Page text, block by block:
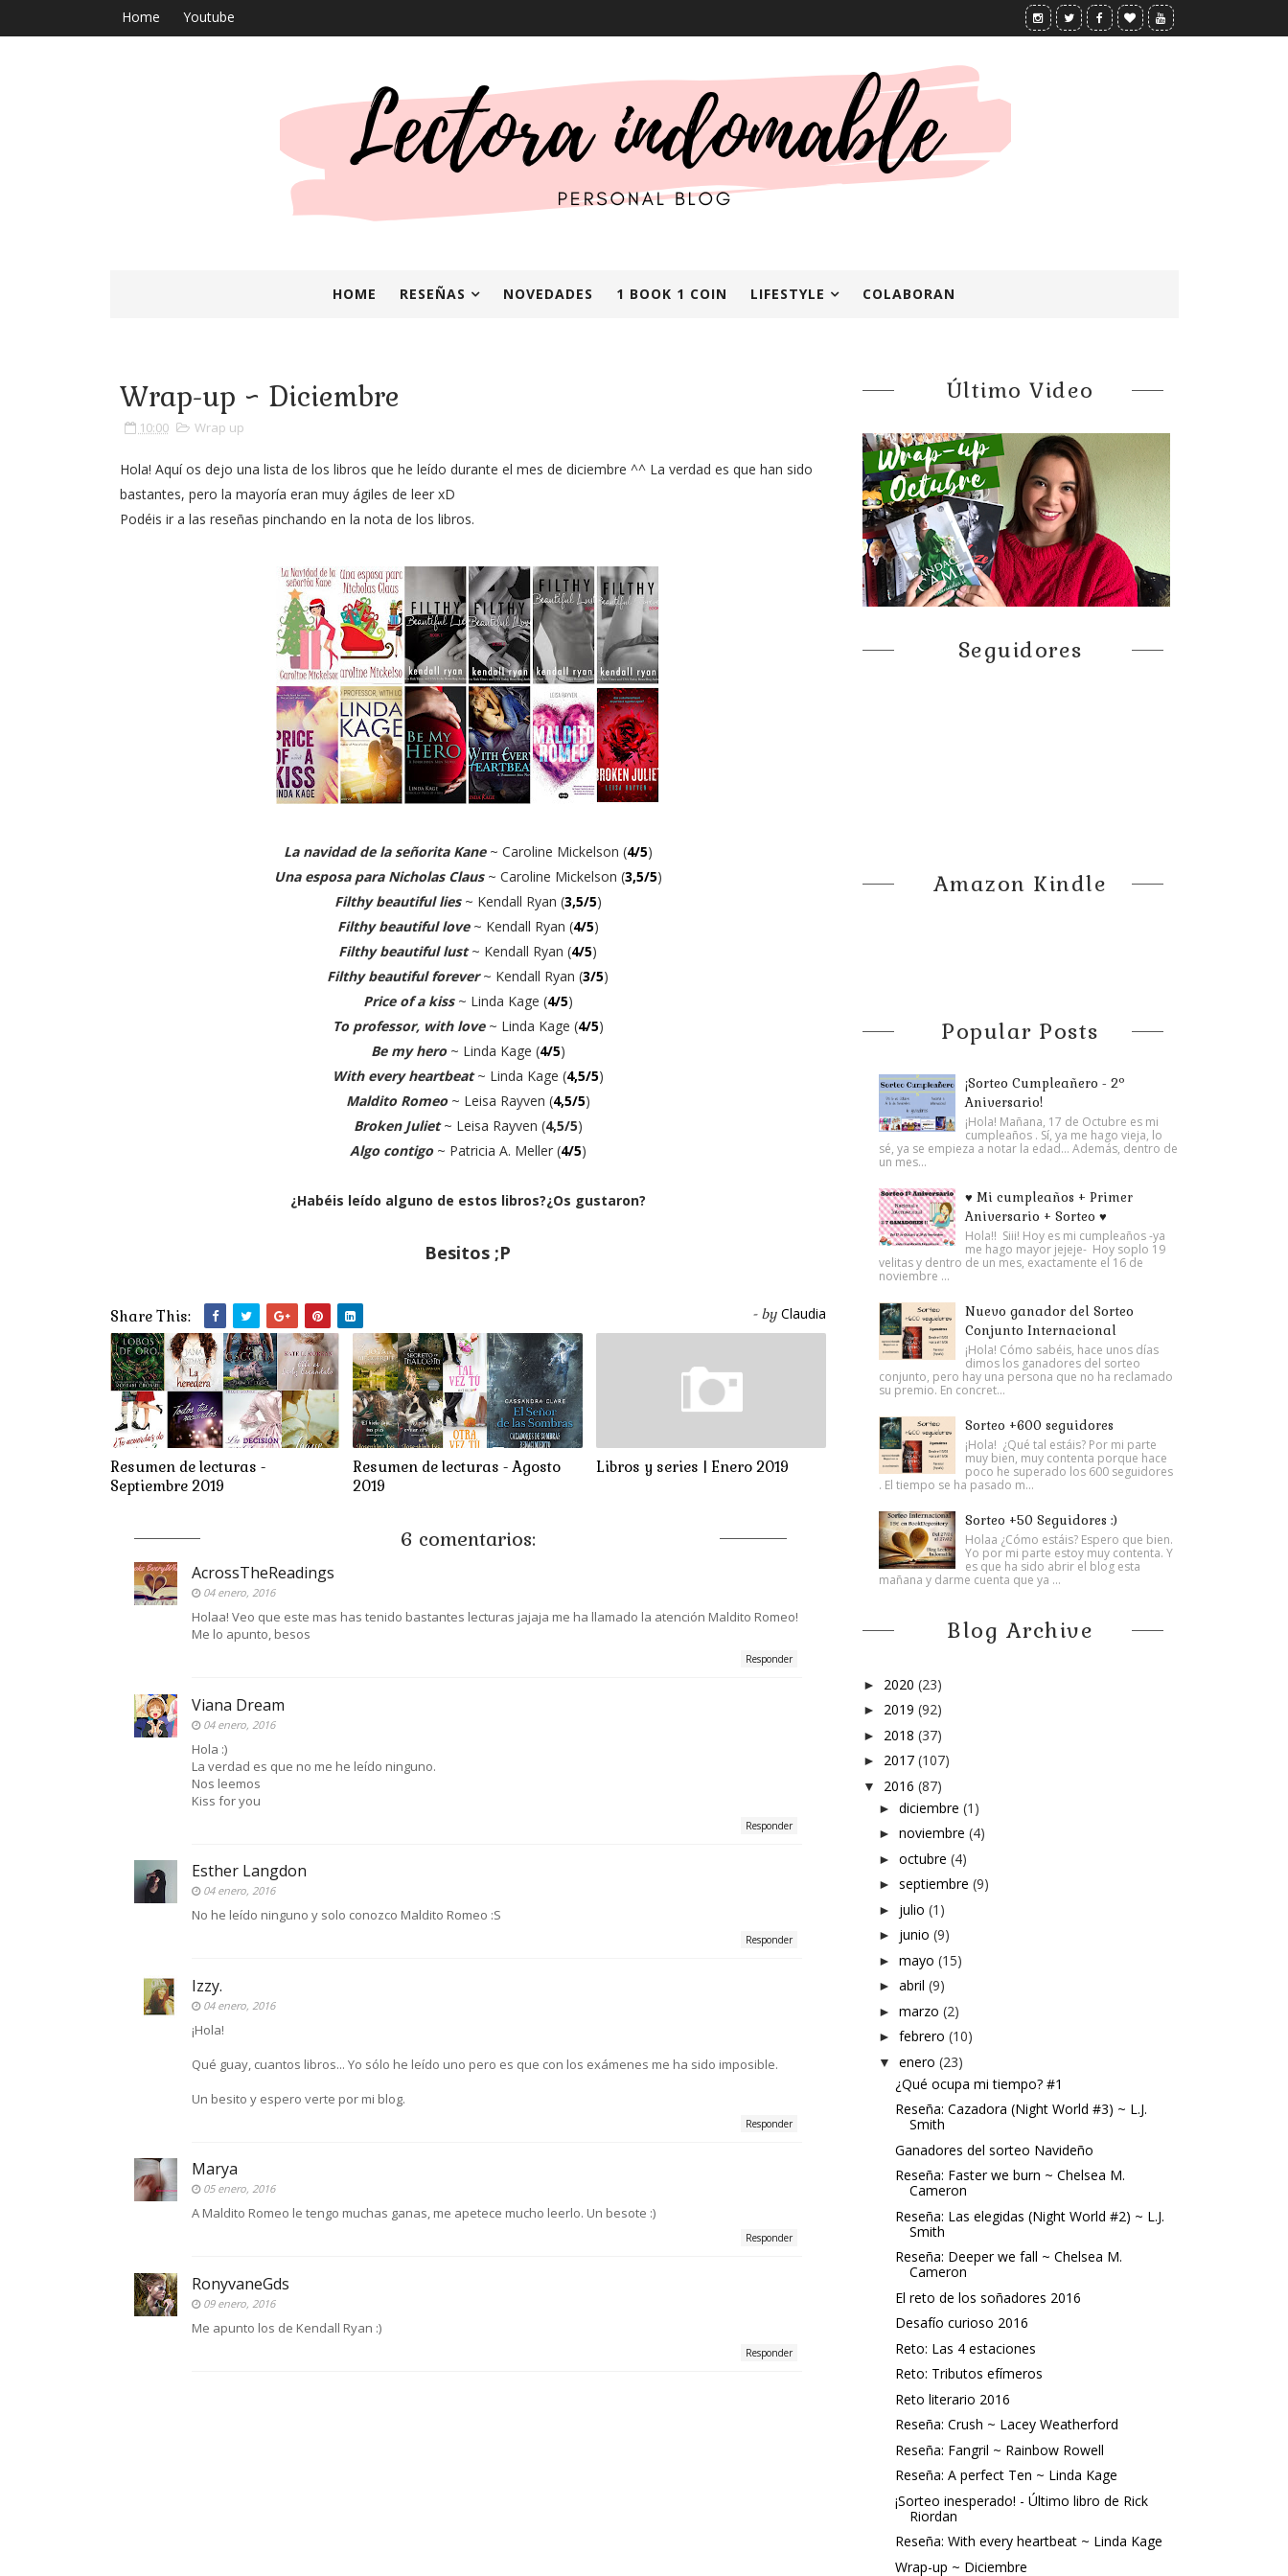
Home Youtube
HOME RESEÑAS NOVEDADES 1 BOOK 1 COIN LIFESTYLE COLABORAN
Wrap-up ~ Diciembre
10:00 Wrap up
Hola! Aquí os dejo una lista de los libros que he leído durante el mes de diciembre ^^ La verdad es que han sido
bastantes, pero la mayoría eran muy ágiles de leer xD
Podéis ir a las reseñas pinchando en la nota de los libros.
La navidad de la señorita Kane~ Caroline Mickelson (4/5)
Una esposa para Nicholas Claus~ Caroline Mickelson (3,5/5)
Filthy beautiful lies ~ Kendall Ryan (3,5/5)
Filthy beautiful love~ Kendall Ryan (4/5)
Filthy beautiful lust~ Kendall Ryan (4/5)
Filthy beautiful forever~ Kendall Ryan (3/5)
Price of a kiss~ Linda Kage (4/5)
To professor, with love ~ Linda Kage (4/5)
Be my hero~ Linda Kage (4/5)
With every heartbeat~ Linda Kage (4,5/5)
Maldito Romeo~ Leisa Rayven (4,5/5)
Broken Juliet~ Leisa Rayven (4,5/5)
Algo contigo~ Patricia A. Meller (4/5)
¿Habéis leído alguno de estos libros?¿Os gustaron?
Besitos ;P
Share This: - by Claudia
Resumen de lecturas -
Septiembre 2019
Resumen de lecturas - Agosto
2019
Libros y series | Enero 2019
6 comentarios:
AcrossTheReadings
04 enero, 2016
Holaa! Veo que este mas has tenido bastantes lecturas jajaja me ha llamado la atención Maldito Romeo!
Me lo apunto, besos
Responder
Viana Dream
04 enero, 2016
Hola :)
La verdad es que no me he leído ninguno.
Nos leemos
Kiss for you
Responder
Esther Langdon
04 enero, 2016
No he leído ninguno y solo conozco Maldito Romeo :S
Responder
Izzy.
04 enero, 2016
¡Hola!
Qué guay, cuantos libros... Yo sólo he leído uno pero es que con los exámenes me ha sido imposible.
Un besito y espero verte por mi blog.
Responder
Marya
05 enero, 2016
A Maldito Romeo le tengo muchas ganas, me apetece mucho leerlo. Un besote :)
Responder
RonyvaneGds
09 enero, 2016
Me apunto los de Kendall Ryan :)
Responder
Último Video
Seguidores
Amazon Kindle
Popular Posts
¡Sorteo Cumpleañero - 2º
Aniversario!
¡Hola! Mañana, 17 de Octubre es mi
cumpleaños . Sí, ya me hago vieja, lo
sé, ya se empieza a notar la edad... Además, dentro de
un mes...
♥ Mi cumpleaños + Primer
Aniversario + Sorteo ♥
Hola!! Siii! Hoy es mi cumpleaños -ya
me hago mayor jejeje- Hoy soplo 19
velitas y dentro de un mes, exactamente el 16 de
noviembre ...
Nuevo ganador del Sorteo
Conjunto Internacional
¡Hola! Cómo sabéis, hace unos días
dimos los ganadores del sorteo
conjunto, pero hay una persona que no ha reclamado
su premio. En concret...
Sorteo +600 seguidores
¡Hola! ¿Qué tal estáis? Por mi parte
muy bien, muy contenta porque hace
poco he superado los 600 seguidores
. El tiempo se ha pasado m...
Sorteo +50 Seguidores :)
Holaa ¿Cómo estáis? Espero que bien.
Yo por mi parte estoy muy contenta. Y
es que ha sido abrir el blog esta
mañana y darme cuenta que ya ...
Blog Archive
► 2020 (23)
► 2019 (92)
► 2018 (37)
► 2017 (107)
▼ 2016 (87)
►diciembre(1)
►noviembre(4)
►octubre(4)
►septiembre(9)
► julio(1)
► junio(9)
►mayo(15)
►abril(9)
►marzo(2)
►febrero(10)
▼enero(23)
¿Qué ocupa mi tiempo? #1
Reseña: Cazadora (Night World #3) ~ L.J.
Smith
Ganadores del sorteo Navideño
Reseña: Faster we burn ~ Chelsea M.
Cameron
Reseña: Las elegidas (Night World #2) ~ L.J.
Smith
Reseña: Deeper we fall ~ Chelsea M.
Cameron
El reto de los soñadores 2016
Desafío curioso 2016
Reto: Las 4 estaciones
Reto: Tributos efímeros
Reto literario 2016
Reseña: Crush ~ Lacey Weatherford
Reseña: Fangril ~ Rainbow Rowell
Reseña: A perfect Ten ~ Linda Kage
¡Sorteo inesperado! - Último libro de Rick
Riordan
Reseña: With every heartbeat ~ Linda Kage
Wrap-up ~ Diciembre